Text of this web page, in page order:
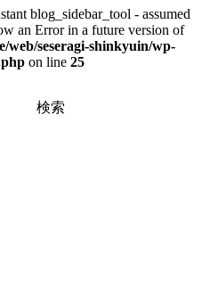
blog_sidebar_tool - assumed
an Error in a future version of
web/seseragi-shinkyuin/wp-
on line 25